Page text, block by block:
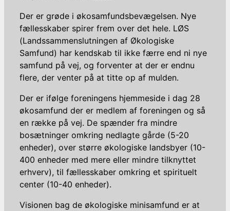
Der er grøde i økosamfundsbevægelsen. Nye
fællesskaber spirer frem over det hele. LØS
(Landssammenslutningen af Økologiske
Samfund) har kendskab til ikke færre end ni nye
samfund på vej, og forventer at der er endnu
flere, der venter på at titte op af mulden.
Der er ifølge foreningens hjemmeside i dag 28
økosamfund der er medlem af foreningen og så
en række på vej. De spænder fra mindre
bosætninger omkring nedlagte gårde (5-20
enheder), over større økologiske landsbyer (10-
400 enheder med mere eller mindre tilknyttet
erhverv), til fællesskaber omkring et spirituelt
center (10-40 enheder).
Visionen bag de økologiske minisamfund er at